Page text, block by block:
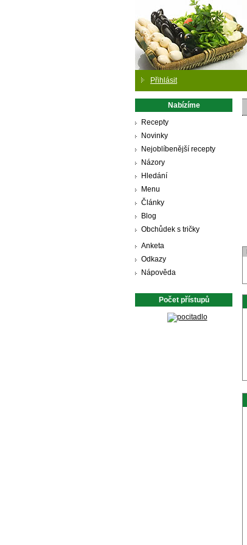
Přihlásit
Nabízíme
Recepty
Novinky
Nejoblíbenější recepty
Názory
Hledání
Menu
Články
Blog
Obchůdek s tričky
Anketa
Odkazy
Nápověda
Počet přístupů